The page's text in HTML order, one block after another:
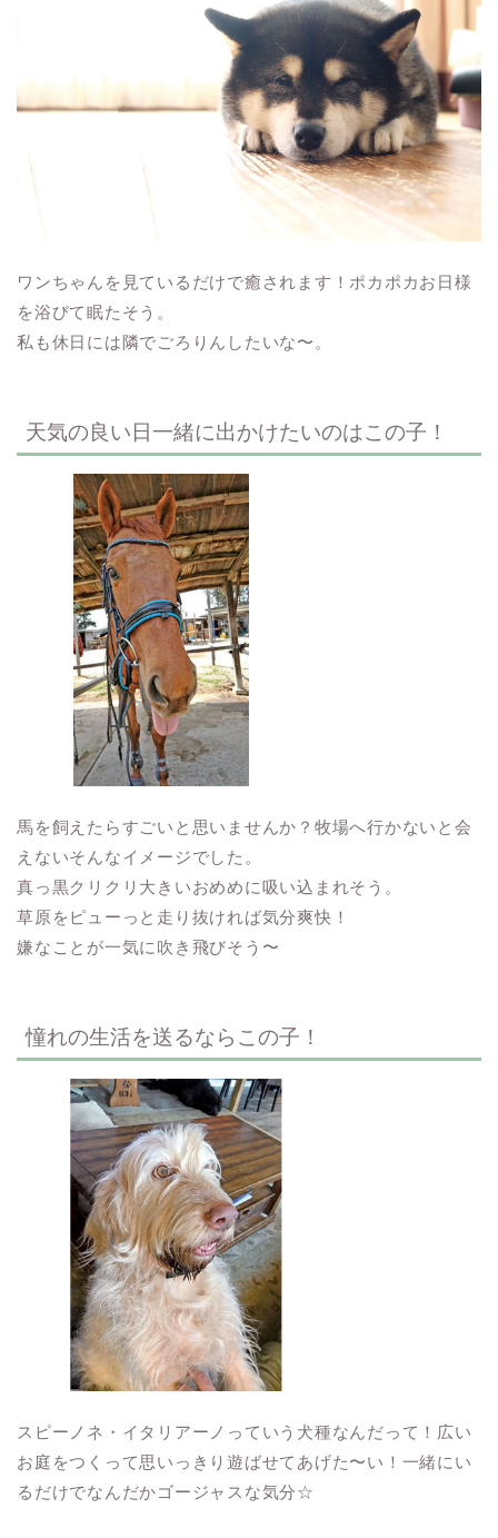
ワンちゃんを見ているだけで癒されます！ポカポカお日様
を浴びて眠たそう。
私も休日には隣でごろりんしたいな〜。
天気の良い日一緒に出かけたいのはこの子！
馬を飼えたらすごいと思いませんか？牧場へ行かないと会
えないそんなイメージでした。
真っ黒クリクリ大きいおめめに吸い込まれそう。
草原をピューっと走り抜ければ気分爽快！
嫌なことが一気に吹き飛びそう〜
憧れの生活を送るならこの子！
スピーノネ・イタリアーノっていう犬種なんだって！広い
お庭をつくって思いっきり遊ばせてあげた〜い！一緒にい
るだけでなんだかゴージャスな気分☆